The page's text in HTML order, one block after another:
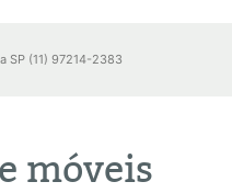
SP (11) 97214-2383
móveis